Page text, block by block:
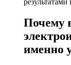
Почему
именно